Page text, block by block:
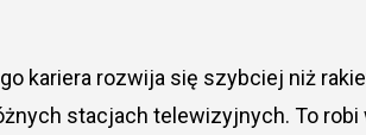
kariera rozwija się szybciej niż
stacjach telewizyjnych. To robi